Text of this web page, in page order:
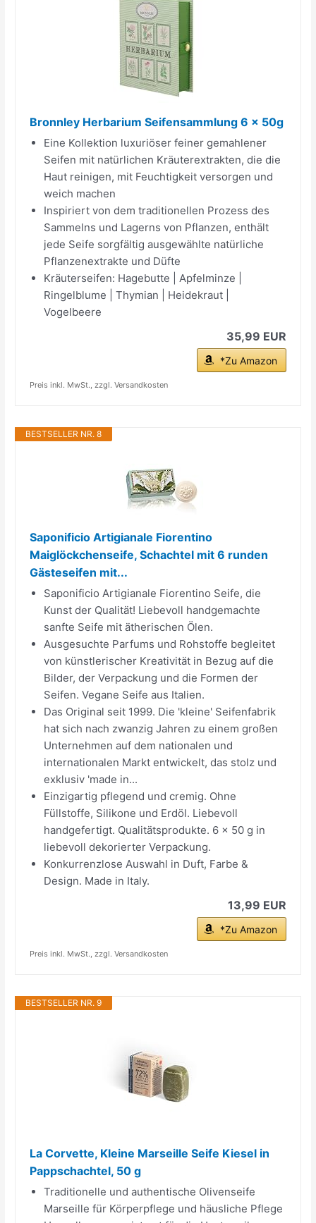
Bronnley Herbarium Seifensammlung 6 x 50g
Eine Kollektion luxuriöser feiner gemahlener
Seifen mit natürlichen Kräuterextrakten, die die
Haut reinigen, mit Feuchtigkeit versorgen und
weich machen
Inspiriert von dem traditionellen Prozess des
Sammelns und Lagerns von Pflanzen, enthält
jede Seife sorgfältig ausgewählte natürliche
Pflanzenextrakte und Düfte
Kräuterseifen: Hagebutte | Apfelminze |
Ringelblume | Thymian | Heidekraut |
Vogelbeere
35,99 EUR
*Zu Amazon
Preis inkl. MwSt., zzgl. Versandkosten
BESTSELLER NR. 8
Saponificio Artigianale Fiorentino
Maiglöckchenseife, Schachtel mit 6 runden
Gästeseifen mit...
Saponificio Artigianale Fiorentino Seife, die
Kunst der Qualität! Liebevoll handgemachte
sanfte Seife mit ätherischen Ölen.
Ausgesuchte Parfums und Rohstoffe begleitet
von künstlerischer Kreativität in Bezug auf die
Bilder, der Verpackung und die Formen der
Seifen. Vegane Seife aus Italien.
Das Original seit 1999. Die 'kleine' Seifenfabrik
hat sich nach zwanzig Jahren zu einem großen
Unternehmen auf dem nationalen und
internationalen Markt entwickelt, das stolz und
exklusiv 'made in...
Einzigartig pflegend und cremig. Ohne
Füllstoffe, Silikone und Erdöl. Liebevoll
handgefertigt. Qualitätsprodukte. 6 x 50 g in
liebevoll dekorierter Verpackung.
Konkurrenzlose Auswahl in Duft, Farbe &
Design. Made in Italy.
13,99 EUR
*Zu Amazon
Preis inkl. MwSt., zzgl. Versandkosten
BESTSELLER NR. 9
La Corvette, Kleine Marseille Seife Kiesel in
Pappschachtel, 50 g
Traditionelle und authentische Olivenseife
Marseille für Körperpflege und häusliche Pflege